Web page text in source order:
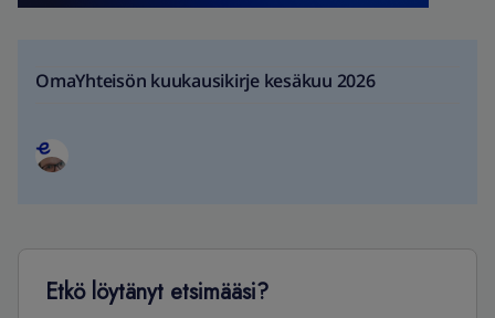
OmaYhteisön kuukausikirje kesäkuu 2026
Etkö löytänyt etsimääsi?